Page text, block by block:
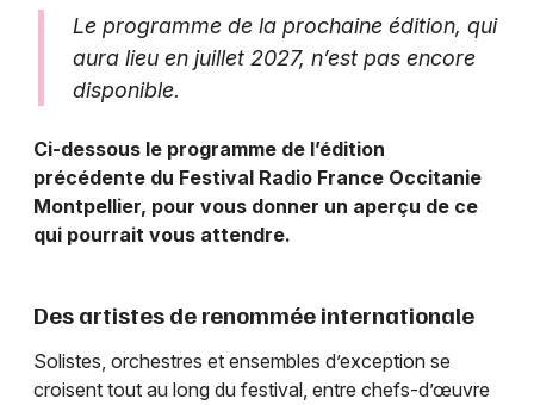
Le programme de la prochaine édition, qui
aura lieu en juillet 2027, n’est pas encore
disponible.
Ci-dessous le programme de l’édition
précédente du Festival Radio France Occitanie
Montpellier, pour vous donner un aperçu de ce
qui pourrait vous attendre.
Des artistes de renommée internationale
Solistes, orchestres et ensembles d’exception se
croisent tout au long du festival, entre chefs-d’œuvre